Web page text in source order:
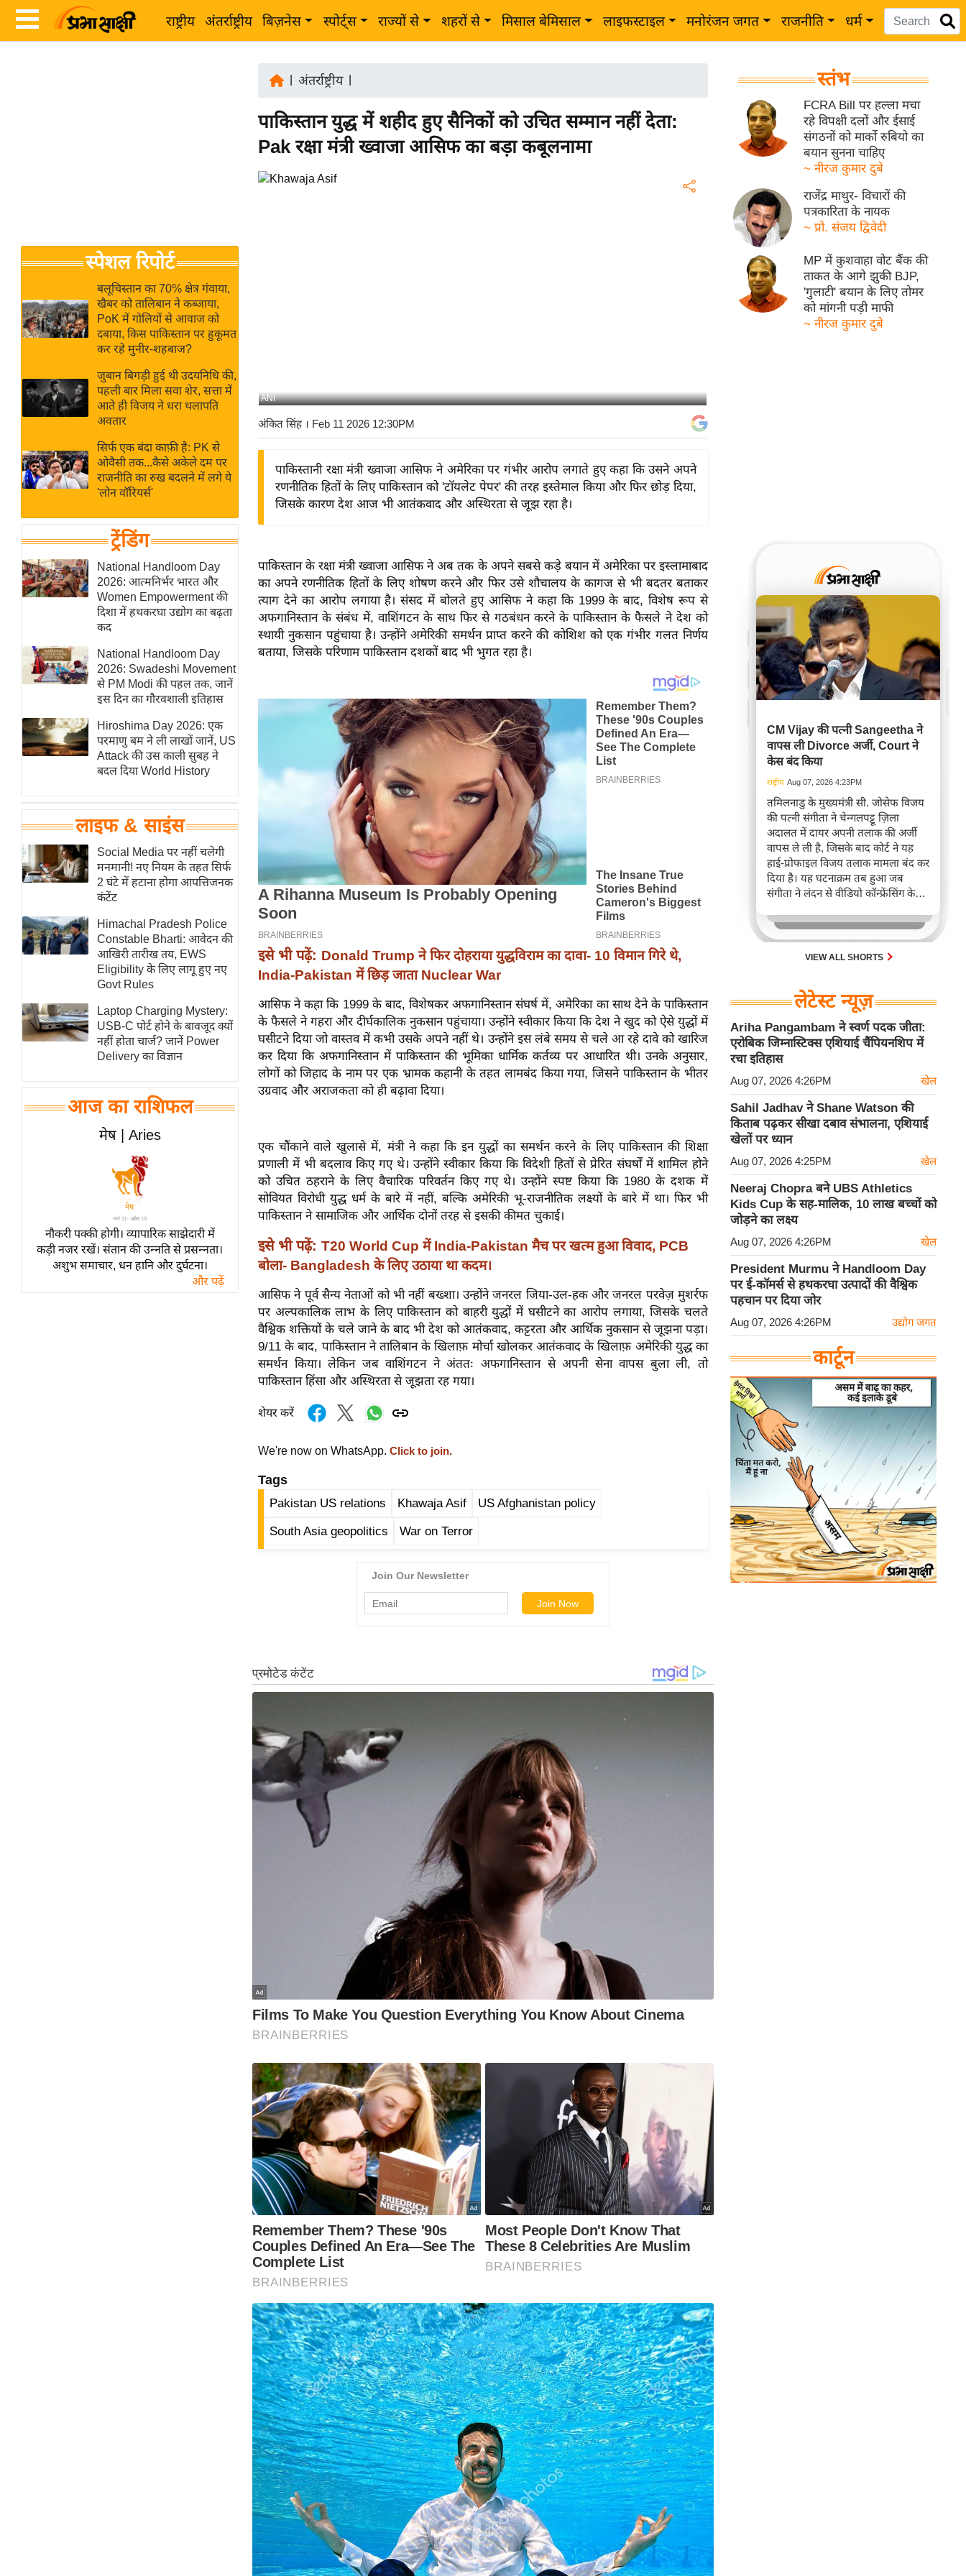
राष्ट्रीय अंतर्राष्ट्रीय बिज़नेस स्पोर्ट्स राज्यों से शहरों से मिसाल बेमिसाल लाइफस्टाइल मनोरंजन जगत राजनीति धर्म
Breaking
News in
Hindi
Hindi
Videos
जगत
राय
बजट
IPL
2026
ई-पेपर
मिसाल बेमिसाल
शख्सियत
यंग इंडिया
साहित्य जगत
ऑटो वर्ल्ड
न्यूज ब्रीफ
मनोरंजन जगत
बॉलीवुड
हॉलीवुड
फिल्म समीक्षा
Breaking
News
लाइफस्टाइल
टेक्नॉलॉजी
घरेलू नुस्खे
पर्यटन स्थल
फिटनेस मंत्रा
रिलेशनशिप
राजनीति
विश्लेषण
समसामयिक
मातृभूमि
एम.
आर.
आई.
समीक्षा
धर्म
ज्योतिष
त्योहार
राशिफल
विशेष
विश्लेषण
स्पेशल रिपोर्ट
बलूचिस्तान का 70% क्षेत्र गंवाया,
खैबर को तालिबान ने कब्जाया,
PoK में गोलियों से आवाज को
दबाया, किस पाकिस्तान पर हुकूमत
कर रहे मुनीर-शहबाज?
जुबान बिगड़ी हुई थी उदयनिधि की,
पहली बार मिला सवा शेर, सत्ता में
आते ही विजय ने धरा थलापति
अवतार
सिर्फ एक बंदा काफ़ी है: PK से
ओवैसी तक...कैसे अकेले दम पर
राजनीति का रुख बदलने में लगे ये
'लोन वॉरियर्स'
ट्रेंडिंग
National Handloom Day
2026: आत्मनिर्भर भारत और
Women Empowerment की
दिशा में हथकरघा उद्योग का बढ़ता
कद
National Handloom Day
2026: Swadeshi Movement
से PM Modi की पहल तक, जानें
इस दिन का गौरवशाली इतिहास
Hiroshima Day 2026: एक
परमाणु बम ने ली लाखों जानें, US
Attack की उस काली सुबह ने
बदल दिया World History
लाइफ & साइंस
Social Media पर नहीं चलेगी
मनमानी! नए नियम के तहत सिर्फ
2 घंटे में हटाना होगा आपत्तिजनक
कंटेंट
Himachal Pradesh Police
Constable Bharti: आवेदन की
आखिरी तारीख तय, EWS
Eligibility के लिए लागू हुए नए
Govt Rules
Laptop Charging Mystery:
USB-C पोर्ट होने के बावजूद क्यों
नहीं होता चार्ज? जानें Power
Delivery का विज्ञान
आज का राशिफल
मेष | Aries
नौकरी पक्की होगी। व्यापारिक साझेदारी में
कड़ी नजर रखें। संतान की उन्नति से प्रसन्नता।
अशुभ समाचार, धन हानि और दुर्घटना।
और पढ़ें
अंतर्राष्ट्रीय|
पाकिस्तान युद्ध में शहीद हुए सैनिकों को उचित सम्मान नहीं देता:
Pak रक्षा मंत्री ख्वाजा आसिफ का बड़ा कबूलनामा
ANI
अंकित सिंह। Feb 11 2026 12:30PM
पाकिस्तानी रक्षा मंत्री ख्वाजा आसिफ ने अमेरिका पर गंभीर आरोप लगाते हुए कहा कि उसने अपने
रणनीतिक हितों के लिए पाकिस्तान को 'टॉयलेट पेपर' की तरह इस्तेमाल किया और फिर छोड़ दिया,
जिसके कारण देश आज भी आतंकवाद और अस्थिरता से जूझ रहा है।
पाकिस्तान के रक्षा मंत्री ख्वाजा आसिफ ने अब तक के अपने सबसे कड़े बयान में अमेरिका पर इस्लामाबाद
का अपने रणनीतिक हितों के लिए शोषण करने और फिर उसे शौचालय के कागज से भी बदतर बताकर
त्याग देने का आरोप लगाया है। संसद में बोलते हुए आसिफ ने कहा कि 1999 के बाद, विशेष रूप से
अफगानिस्तान के संबंध में, वाशिंगटन के साथ फिर से गठबंधन करने के पाकिस्तान के फैसले ने देश को
स्थायी नुकसान पहुंचाया है। उन्होंने अमेरिकी समर्थन प्राप्त करने की कोशिश को एक गंभीर गलत निर्णय
बताया, जिसके परिणाम पाकिस्तान दशकों बाद भी भुगत रहा है।
इसे भी पढ़ें: Donald Trump ने फिर दोहराया युद्धविराम का दावा- 10 विमान गिरे थे,
India-Pakistan में छिड़ जाता Nuclear War
आसिफ ने कहा कि 1999 के बाद, विशेषकर अफगानिस्तान संघर्ष में, अमेरिका का साथ देने के पाकिस्तान
के फैसले ने गहरा और दीर्घकालिक नुकसान पहुंचाया। उन्होंने स्वीकार किया कि देश ने खुद को ऐसे युद्धों में
घसीटने दिया जो वास्तव में कभी उसके अपने नहीं थे। उन्होंने इस लंबे समय से चले आ रहे दावे को खारिज
कर दिया कि अफगानिस्तान में पाकिस्तान की भूमिका धार्मिक कर्तव्य पर आधारित थी। उनके अनुसार,
लोगों को जिहाद के नाम पर एक भ्रामक कहानी के तहत लामबंद किया गया, जिसने पाकिस्तान के भीतर
उग्रवाद और अराजकता को ही बढ़ावा दिया।
एक चौंकाने वाले खुलासे में, मंत्री ने कहा कि इन युद्धों का समर्थन करने के लिए पाकिस्तान की शिक्षा
प्रणाली में भी बदलाव किए गए थे। उन्होंने स्वीकार किया कि विदेशी हितों से प्रेरित संघर्षों में शामिल होने
को उचित ठहराने के लिए वैचारिक परिवर्तन किए गए थे। उन्होंने स्पष्ट किया कि 1980 के दशक में
सोवियत विरोधी युद्ध धर्म के बारे में नहीं, बल्कि अमेरिकी भू-राजनीतिक लक्ष्यों के बारे में था। फिर भी
पाकिस्तान ने सामाजिक और आर्थिक दोनों तरह से इसकी कीमत चुकाई।
इसे भी पढ़ें: T20 World Cup में India-Pakistan मैच पर खत्म हुआ विवाद, PCB
बोला- Bangladesh के लिए उठाया था कदम।
आसिफ ने पूर्व सैन्य नेताओं को भी नहीं बख्शा। उन्होंने जनरल जिया-उल-हक और जनरल परवेज़ मुशर्रफ
पर अल्पकालिक लाभ के लिए पाकिस्तान को बाहरी युद्धों में घसीटने का आरोप लगाया, जिसके चलते
वैश्विक शक्तियों के चले जाने के बाद भी देश को आतंकवाद, कट्टरता और आर्थिक नुकसान से जूझना पड़ा।
9/11 के बाद, पाकिस्तान ने तालिबान के खिलाफ़ मोर्चा खोलकर आतंकवाद के खिलाफ़ अमेरिकी युद्ध का
समर्थन किया। लेकिन जब वाशिंगटन ने अंततः अफगानिस्तान से अपनी सेना वापस बुला ली, तो
पाकिस्तान हिंसा और अस्थिरता से जूझता रह गया।
शेयर करें
We're now on WhatsApp. Click to join.
Tags
Pakistan US relations Khawaja Asif US Afghanistan policy
South Asia geopolitics War on Terror
स्तंभ
FCRA Bill पर हल्ला मचा
रहे विपक्षी दलों और ईसाई
संगठनों को मार्को रुबियो का
बयान सुनना चाहिए
~ नीरज कुमार दुबे
राजेंद्र माथुर- विचारों की
पत्रकारिता के नायक
~ प्रो. संजय द्विवेदी
MP में कुशवाहा वोट बैंक की
ताकत के आगे झुकी BJP,
'गुलाटी' बयान के लिए तोमर
को मांगनी पड़ी माफी
~ नीरज कुमार दुबे
CM Vijay की पत्नी Sangeetha ने
वापस ली Divorce अर्जी, Court ने
केस बंद किया
राष्ट्रीय Aug 07, 2026 4:23PM
तमिलनाडु के मुख्यमंत्री सी. जोसेफ विजय
की पत्नी संगीता ने चेन्गलपट्टू ज़िला
अदालत में दायर अपनी तलाक की अर्जी
वापस ले ली है, जिसके बाद कोर्ट ने यह
हाई-प्रोफाइल विजय तलाक मामला बंद कर
दिया है। यह घटनाक्रम तब हुआ जब
संगीता ने लंदन से वीडियो कॉन्फ्रेंसिंग के
मुख्यमंत्री विधानसभा सत्र के कारण
उपस्थित नहीं हो सके।
VIEW ALL SHORTS
लेटेस्ट न्यूज़
Ariha Pangambam ने स्वर्ण पदक जीता:
एरोबिक जिम्नास्टिक्स एशियाई चैंपियनशिप में
रचा इतिहास
Aug 07, 2026 4:26PM खेल
Sahil Jadhav ने Shane Watson की
किताब पढ़कर सीखा दबाव संभालना, एशियाई
खेलों पर ध्यान
Aug 07, 2026 4:25PM खेल
Neeraj Chopra बने UBS Athletics
Kids Cup के सह-मालिक, 10 लाख बच्चों को
जोड़ने का लक्ष्य
Aug 07, 2026 4:26PM खेल
President Murmu ने Handloom Day
पर ई-कॉमर्स से हथकरघा उत्पादों की वैश्विक
पहचान पर दिया जोर
Aug 07, 2026 4:26PM उद्योग जगत
कार्टून